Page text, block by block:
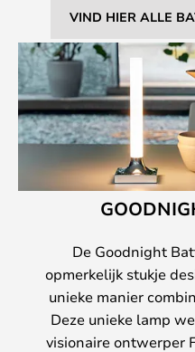
VIND HIER ALLE
De Goodnight
opmerkelijk stukje
unieke manier
Deze unieke lamp
visionaire ontwerper